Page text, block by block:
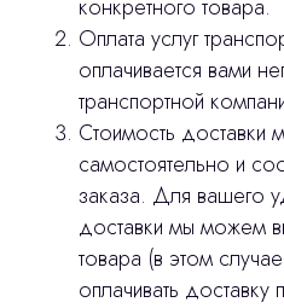
конкретного товара.
Оплата услуг
оплачивается вами
транспортной
Стоимость доставки
самостоятельно и
заказа. Для вашего
доставки мы можем
товара (в этом
оплачивать доставку
Лицензирование
Изготовление хирургических
Политика конфиденциальности